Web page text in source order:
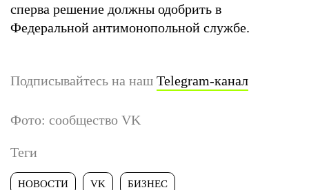
сперва решение должны одобрить в
Федеральной антимонопольной службе.
Подписывайтесь на наш Telegram-канал
Фото: сообщество VK
Теги
НОВОСТИ VK БИЗНЕС